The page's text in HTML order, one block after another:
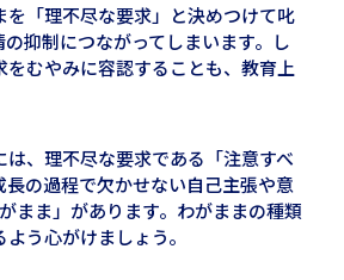
を「理不尽な要求」と決めつけて叱
抑制につながってしまいます。し
をむやみに容認することも、教育上
、理不尽な要求である「注意すべ
長の過程で欠かせない自己主張や意
まま」があります。わがままの種類
う心がけましょう。